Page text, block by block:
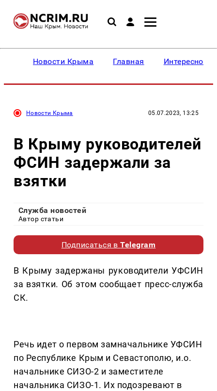
Новости Крыма Главная Интересное
Новости Крыма 05.07.2023, 13:25
В Крыму руководителей
ФСИН задержали за
взятки
Служба новостей
Автор статьи
Подписаться вTelegram
В Крыму задержаны руководители УФСИН
за взятки. Об этом сообщает пресс-служба
СК.
Речь идет о первом замначальнике УФСИН
по Республике Крым и Севастополю, и.о.
начальнике СИЗО-2 и заместителе
начальника СИЗО-1. Их подозревают в